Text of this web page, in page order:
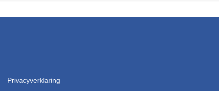
Privacyverklaring